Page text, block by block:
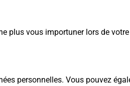
plus vous importuner lors de
personnelles. Vous pouvez